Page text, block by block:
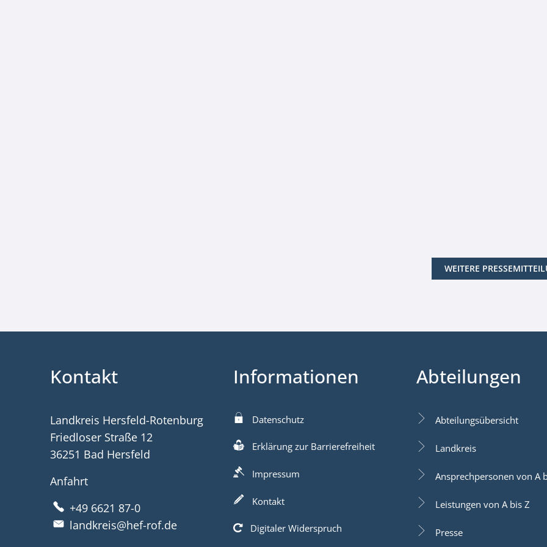
WEITERE
Kontakt
Landkreis Hersfeld-Rotenburg
Friedloser Straße 12
36251 Bad Hersfeld
Anfahrt
+49 6621 87-0
landkreis@hef-rof.de
Informationen
Datenschutz
Erklärung zur Barrierefreiheit
Impressum
Kontakt
Digitaler Widerspruch
Abteilungen
Abteilungsübersicht
Landkreis
Ansprechpersonen von A
Leistungen von A bis Z
Presse